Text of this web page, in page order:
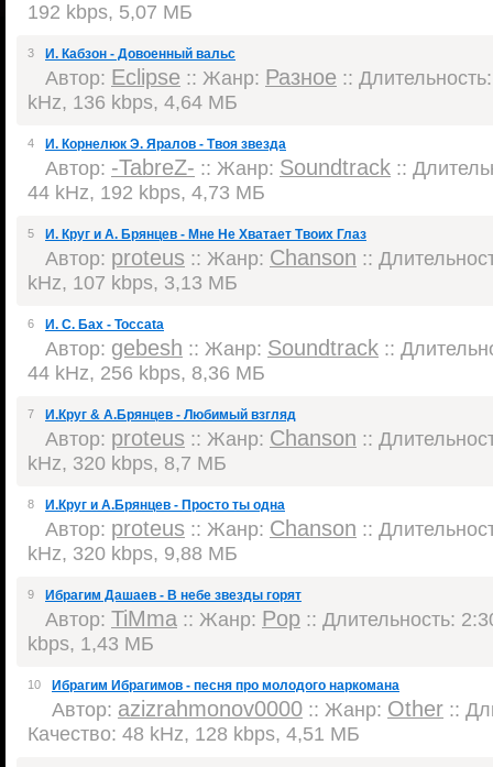
192 kbps, 5,07 МБ
3 И. Кабзон - Довоенный вальс
Автор: Eclipse :: Жанр: Разное ::
kHz, 136 kbps, 4,64 МБ
4 И. Корнелюк Э. Яралов - Твоя звезда
Автор: -TabreZ- :: Жанр: Soundtrack ::
44 kHz, 192 kbps, 4,73 МБ
5 И. Круг и А. Брянцев - Мне Не Хватает Твоих Глаз
Автор: proteus :: Жанр: Chanson ::
kHz, 107 kbps, 3,13 МБ
6 И. С. Бах - Toccata
Автор: gebesh :: Жанр: Soundtrack ::
44 kHz, 256 kbps, 8,36 МБ
7 И.Круг & А.Брянцев - Любимый взгляд
Автор: proteus :: Жанр: Chanson ::
kHz, 320 kbps, 8,7 МБ
8 И.Круг и А.Брянцев - Просто ты одна
Автор: proteus :: Жанр: Chanson ::
kHz, 320 kbps, 9,88 МБ
9 Ибрагим Дашаев - В небе звезды горят
Автор: TiMma :: Жанр: Pop :: Длительность:
kbps, 1,43 МБ
10 Ибрагим Ибрагимов - песня про молодого наркомана
Автор: azizrahmonov0000 :: Жанр: Other ::
Качество: 48 kHz, 128 kbps, 4,51 МБ